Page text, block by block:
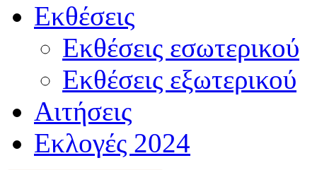
Εκθέσεις
Εκθέσεις εσωτερικού
Εκθέσεις εξωτερικού
Αιτήσεις
Εκλογές 2024